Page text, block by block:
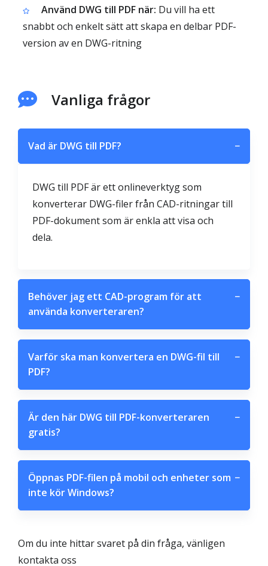
Använd DWG till PDF när: Du vill ha ett
snabbt och enkelt sätt att skapa en delbar PDF-
version av en DWG-ritning
Vanliga frågor
Vad är DWG till PDF? −
DWG till PDF är ett onlineverktyg som
konverterar DWG-filer från CAD-ritningar till
PDF-dokument som är enkla att visa och
dela.
Behöver jag ett CAD-program för att
använda konverteraren?
−
Varför ska man konvertera en DWG-fil till
PDF?
−
Är den här DWG till PDF-konverteraren
gratis?
−
Öppnas PDF-filen på mobil och enheter som
inte kör Windows?
−
Om du inte hittar svaret på din fråga, vänligen
kontakta oss